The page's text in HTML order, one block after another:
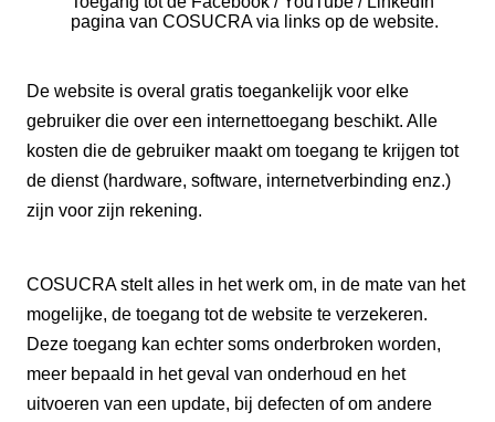
pagina van COSUCRA via links op de website.
De website is overal gratis toegankelijk voor elke
gebruiker die over een internettoegang beschikt. Alle
kosten die de gebruiker maakt om toegang te krijgen tot
de dienst (hardware, software, internetverbinding enz.)
zijn voor zijn rekening.
COSUCRA stelt alles in het werk om, in de mate van het
mogelijke, de toegang tot de website te verzekeren.
Deze toegang kan echter soms onderbroken worden,
meer bepaald in het geval van onderhoud en het
uitvoeren van een update, bij defecten of om andere